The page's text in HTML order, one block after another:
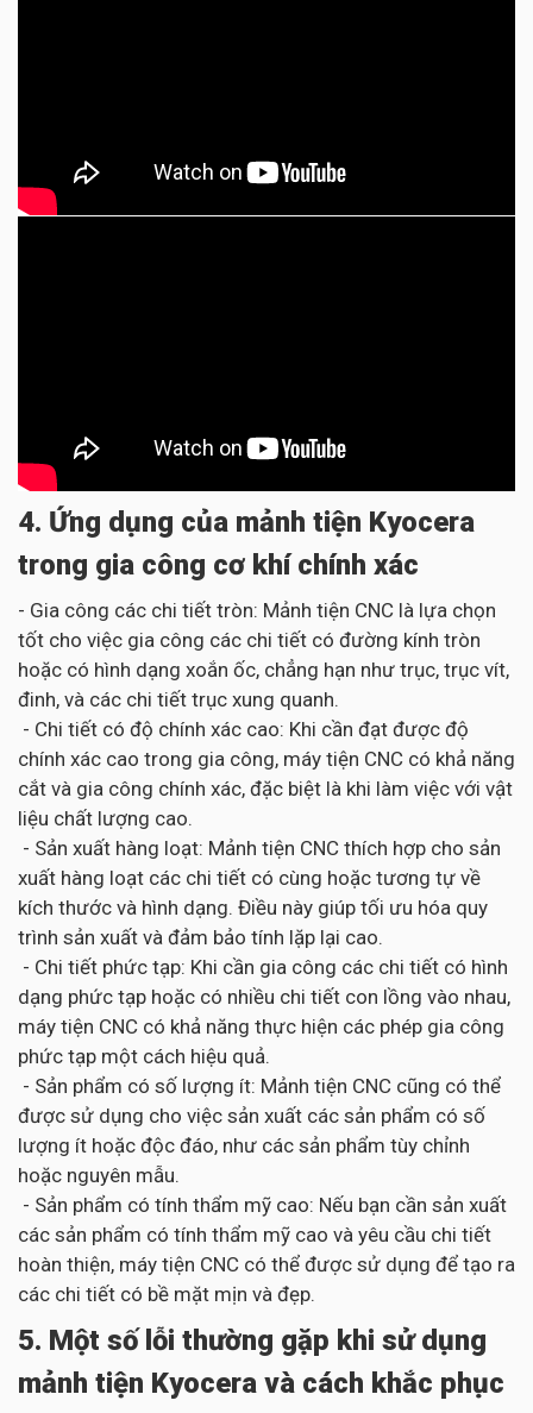
4. Ứng dụng của mảnh tiện Kyocera
trong gia công cơ khí chính xác
- Gia công các chi tiết tròn: Mảnh tiện CNC là lựa chọn
tốt cho việc gia công các chi tiết có đường kính tròn
hoặc có hình dạng xoắn ốc, chẳng hạn như trục, trục vít,
đinh, và các chi tiết trục xung quanh.
- Chi tiết có độ chính xác cao: Khi cần đạt được độ
chính xác cao trong gia công, máy tiện CNC có khả năng
cắt và gia công chính xác, đặc biệt là khi làm việc với vật
liệu chất lượng cao.
- Sản xuất hàng loạt: Mảnh tiện CNC thích hợp cho sản
xuất hàng loạt các chi tiết có cùng hoặc tương tự về
kích thước và hình dạng. Điều này giúp tối ưu hóa quy
trình sản xuất và đảm bảo tính lặp lại cao.
- Chi tiết phức tạp: Khi cần gia công các chi tiết có hình
dạng phức tạp hoặc có nhiều chi tiết con lồng vào nhau,
máy tiện CNC có khả năng thực hiện các phép gia công
phức tạp một cách hiệu quả.
- Sản phẩm có số lượng ít: Mảnh tiện CNC cũng có thể
được sử dụng cho việc sản xuất các sản phẩm có số
lượng ít hoặc độc đáo, như các sản phẩm tùy chỉnh
hoặc nguyên mẫu.
- Sản phẩm có tính thẩm mỹ cao: Nếu bạn cần sản xuất
các sản phẩm có tính thẩm mỹ cao và yêu cầu chi tiết
hoàn thiện, máy tiện CNC có thể được sử dụng để tạo ra
các chi tiết có bề mặt mịn và đẹp.
5. Một số lỗi thường gặp khi sử dụng
mảnh tiện Kyocera và cách khắc phục